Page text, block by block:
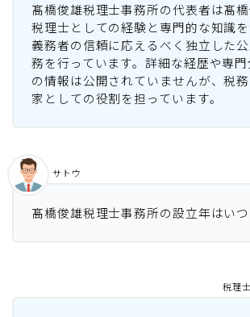
髙橋俊雄税理士事務所の代表者は髙橋
税理士としての経験と専門的な知識
義務者の信頼に応えるべく独立した
務を行っています。詳細な経歴や専
の情報は公開されていませんが、税
家としての役割を担っています。
髙橋俊雄税理士事務所の設立年はい
サトウ
税理